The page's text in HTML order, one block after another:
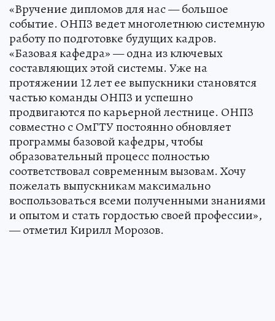
«Вручение дипломов для нас — большое
событие. ОНПЗ ведет многолетнюю системную
работу по подготовке будущих кадров.
«Базовая кафедра» — одна из ключевых
составляющих этой системы. Уже на
протяжении 12 лет ее выпускники становятся
частью команды ОНПЗ и успешно
продвигаются по карьерной лестнице. ОНПЗ
совместно с ОмГТУ постоянно обновляет
программы базовой кафедры, чтобы
образовательный процесс полностью
соответствовал современным вызовам. Хочу
пожелать выпускникам максимально
воспользоваться всеми полученными знаниями
и опытом и стать гордостью своей профессии»,
— отметил Кирилл Морозов.